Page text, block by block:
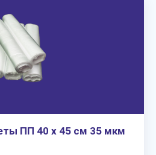
ПП 40 х 45 см 35 мкм